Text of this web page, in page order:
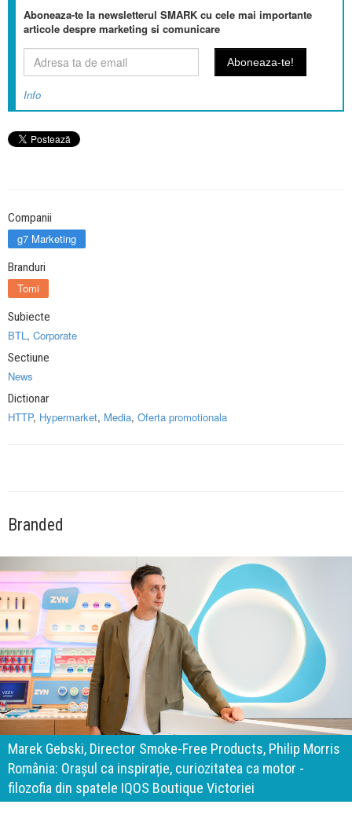
Aboneaza-te la newsletterul SMARK cu cele mai importante
articole despre marketing si comunicare
Info
Companii
g7 Marketing
Branduri
Tomi
Subiecte
BTL, Corporate
Sectiune
News
Dictionar
HTTP, Hypermarket, Media, Oferta promotionala
Branded
140 de ani de Mercedes-Benz. Ramona Pîrlog: Cel mai
important „test al timpului” este să inovăm constant, dar
cu aceeași responsabilitate față de oameni, siguranță și
calitate